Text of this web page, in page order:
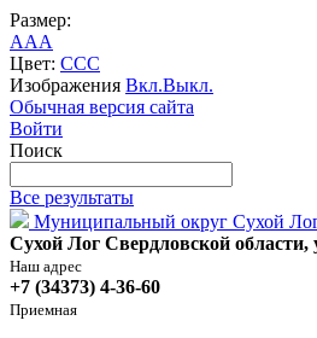
Размер:
AAA
Цвет: CCC
Изображения Вкл.Выкл.
Обычная версия сайта
Войти
Поиск
Все результаты
Муниципальный округ Сухой
Сухой Лог Свердловской
Наш адрес
+7 (34373) 4-36-60
Приемная